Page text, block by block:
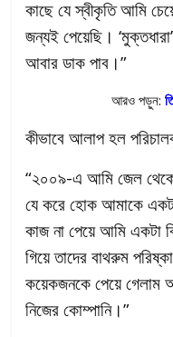
কাছে যে স্বীকৃতি আমি
জন্যই পেয়েছি।
আবার ডাক পাব।”
আরও পড়ুন:
কীভাবে আলাপ হল
“২০০৯-এ আমি জেল
যে করে হোক আমাকে
কাজ না পেয়ে আমি একটা
গিয়ে তাদের বাথরুম
কয়েকজনকে পেয়ে গেলাম
নিজের কোম্পানি।”